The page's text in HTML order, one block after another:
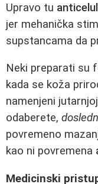
Upravo tu
jer mehanička
supstancama da
Neki preparati su
kada se koža
namenjeni
odaberete,
povremeno
kao ni povremena
Medicinski